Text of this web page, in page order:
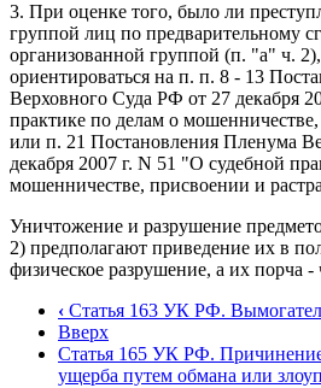
3. При оценке того, было ли
группой лиц по предварительному
организованной группой (п. "а" ч. 2),
ориентироваться на п. п. 8 - 13
Верховного Суда РФ от 27 декабря
практике по делам о
или п. 21 Постановления Пленума
декабря 2007 г. N 51 "О судебной
мошенничестве, присвоении и
Уничтожение и разрушение
2) предполагают приведение их в
физическое разрушение, а их порча
‹ Статья 163 УК РФ.
Вверх
Статья 165 УК РФ.
ущерба путем обмана или